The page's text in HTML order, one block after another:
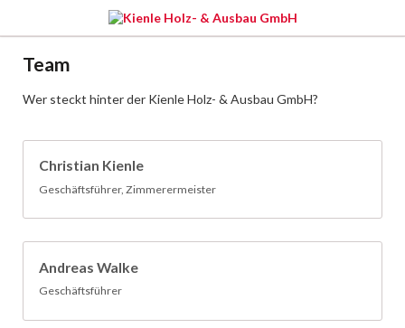
Team
Wer steckt hinter der Kienle Holz- & Ausbau GmbH?
Christian Kienle
Geschäftsführer, Zimmerermeister
Andreas Walke
Geschäftsführer